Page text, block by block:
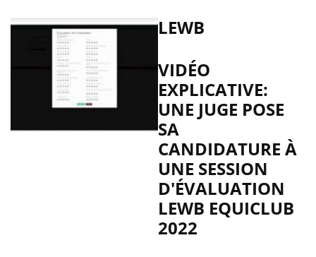
LEWB
VIDÉO
EXPLICATIVE:
UNE JUGE POSE
SA
CANDIDATURE À
UNE SESSION
D'ÉVALUATION
LEWB EQUICLUB
2022